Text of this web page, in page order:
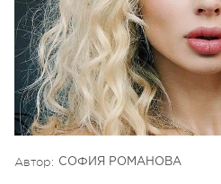
Автор: СОФИЯ РОМАНОВА